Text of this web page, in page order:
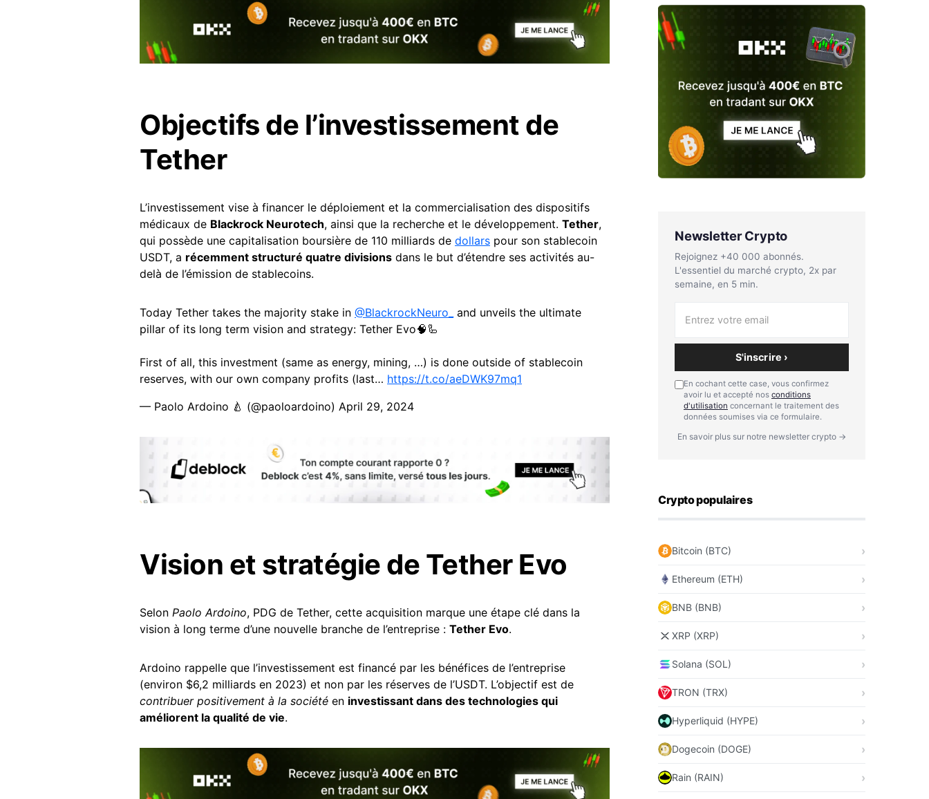
Objectifs de l’investissement de
Tether
L’investissement vise à financer le déploiement et la commercialisation des dispositifs
médicaux de Blackrock Neurotech, ainsi que la recherche et le développement. Tether,
qui possède une capitalisation boursière de 110 milliards de dollars pour son stablecoin
USDT, a récemment structuré quatre divisions dans le but d’étendre ses activités au-
delà de l’émission de stablecoins.
Today Tether takes the majority stake in @BlackrockNeuro_
and unveils the ultimate
pillar of its long term vision and strategy: Tether Evo🧠🦾
First of all, this investment (same as energy, mining, …) is done outside of stablecoin
reserves, with our own company profits (last… https://t.co/aeDWK97mq1
— Paolo Ardoino 🍐 (@paoloardoino) April 29, 2024
Vision et stratégie de Tether Evo
Selon Paolo Ardoino, PDG de Tether, cette acquisition marque une étape clé dans la
vision à long terme d’une nouvelle branche de l’entreprise : Tether Evo.
Ardoino rappelle que l’investissement est financé par les bénéfices de l’entreprise
(environ $6,2 milliards en 2023) et non par les réserves de l’USDT. L’objectif est de
contribuer positivement à la société en investissant dans des technologies qui
améliorent la qualité de vie.
Newsletter Crypto
Rejoignez +40 000 abonnés.
L'essentiel du marché crypto, 2x par
semaine, en 5 min.
S'inscrire ›
En cochant cette case, vous confirmez
avoir lu et accepté nos conditions
d'utilisation concernant le traitement des
données soumises via ce formulaire.
En savoir plus sur notre newsletter crypto →
Crypto populaires
Bitcoin (BTC)
Ethereum (ETH)
BNB (BNB)
XRP (XRP)
Solana (SOL)
TRON (TRX)
Hyperliquid (HYPE)
Dogecoin (DOGE)
Rain (RAIN)